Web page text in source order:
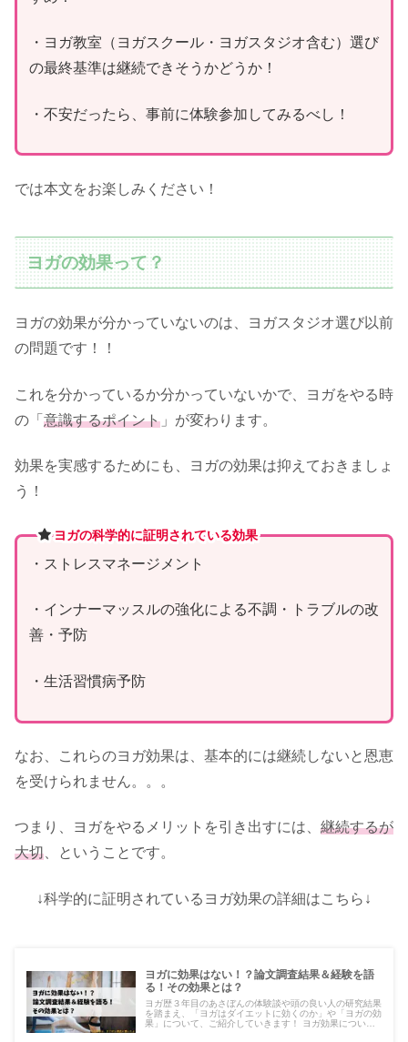
・ヨガ教室（ヨガスクール・ヨガスタジオ含む）選び
の最終基準は継続できそうかどうか！
・不安だったら、事前に体験参加してみるべし！
では本文をお楽しみください！
ヨガの効果って？
ヨガの効果が分かっていないのは、ヨガスタジオ選び以前
の問題です！！
これを分かっているか分かっていないかで、ヨガをやる時
の「 意識するポイント 」が変わります。
効果を実感するためにも、ヨガの効果は抑えておきましょ
う！
ヨガの科学的に証明されている効果
・ストレスマネージメント
・インナーマッスルの強化による不調・トラブルの改
善・予防
・生活習慣病予防
なお、これらのヨガ効果は、基本的には継続しないと恩恵
を受けられません。。。
つまり、ヨガをやるメリットを引き出すには、 継続するが
大切 、ということです。
↓科学的に証明されているヨガ効果の詳細はこちら↓
ヨガに効果はない！？論文調査結果＆経験を語
る！その効果とは？
ヨガ歴３年目のあさぼんの体験談や頭の良い人の研究結果
を踏まえ、「ヨガはダイエットに効くのか」や「ヨガの効
果」について、ご紹介していきます！ ヨガ効果につい